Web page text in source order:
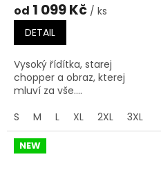
od 1 099 Kč / ks
DETAIL
Vysoký řídítka, starej
chopper a obraz, kterej
mluví za vše....
S
M L XL 2XL 3XL
NEW